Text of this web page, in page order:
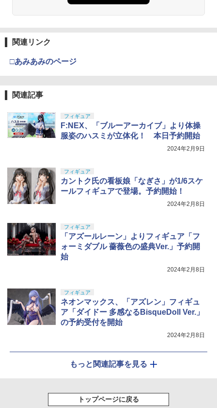
関連リンク
□あみあみのページ
関連記事
フィギュア
F:NEX、「ブルーアーカイブ」より体操
服姿のハスミが立体化！ 本日予約開始
2024年2月9日
フィギュア
カントク氏の看板娘「なぎさ」が1/6スケ
ールフィギュアで登場。予約開始！
2024年2月8日
フィギュア
「アズールレーン」よりフィギュア「フ
ォーミダブル 薔薇色の盛典Ver.」予約開
始
2024年2月8日
フィギュア
ネオンマックス、「アズレン」フィギュ
ア「ダイドー 多感なるBisqueDoll Ver.」
の予約受付を開始
2024年2月8日
もっと関連記事を見る
トップページに戻る